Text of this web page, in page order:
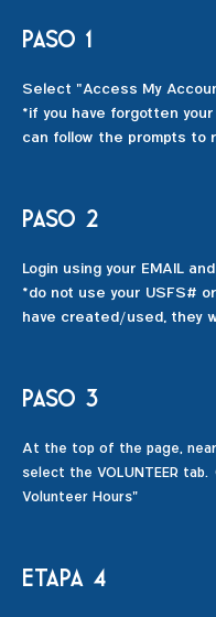
Paso 1
Select "Access My
*if you have forgotten
can follow the prompts to
paso 2
Login using your EMAIL and
*do not use your USFS# or
have created/used, they
Paso 3
At the top of the page,
select the VOLUNTEER tab.
Volunteer Hours"
Etapa 4